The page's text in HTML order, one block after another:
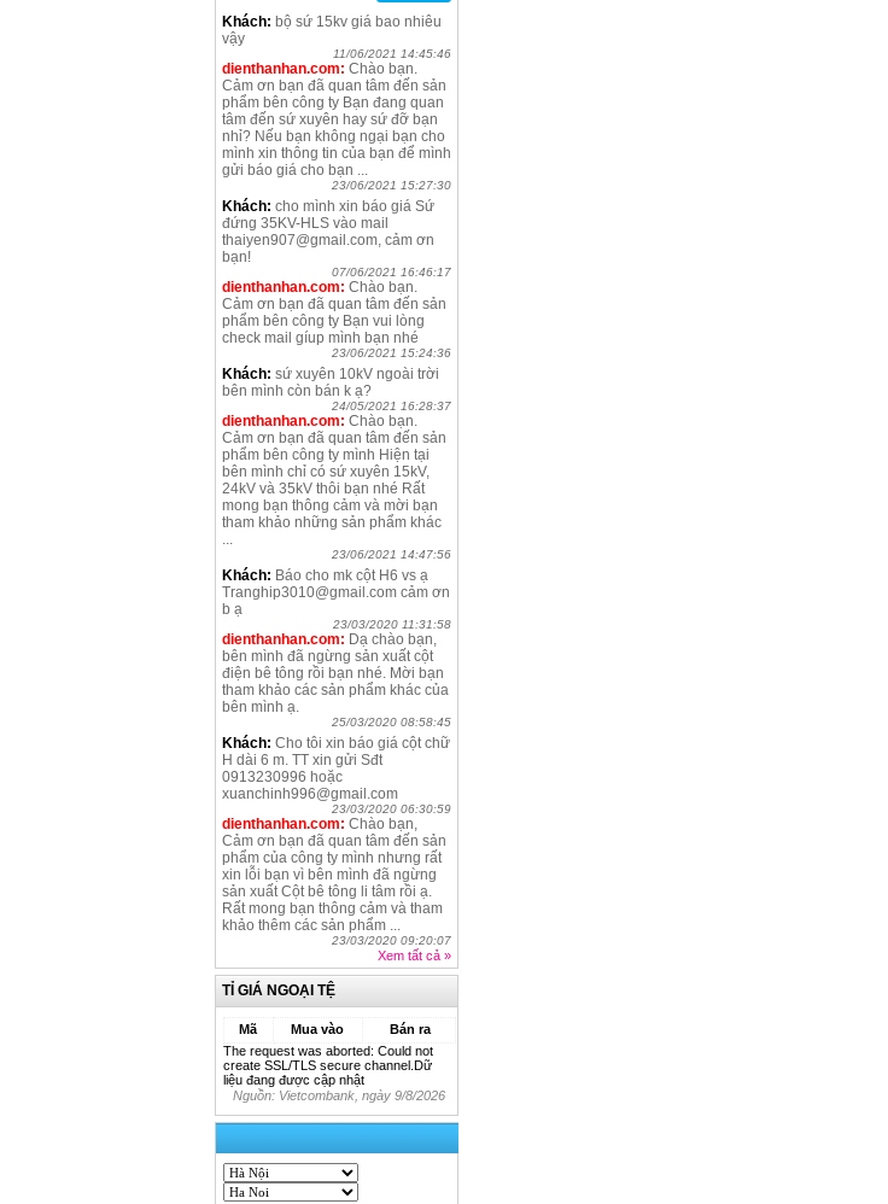
Khách: bộ sứ 15kv giá bao nhiêu
vậy
11/06/2021 14:45:46
dienthanhan.com: Chào bạn.
Cảm ơn bạn đã quan tâm đến sản
phẩm bên công ty Bạn đang quan
tâm đến sứ xuyên hay sứ đỡ bạn
nhỉ? Nếu bạn không ngại bạn cho
mình xin thông tin của bạn để mình
gửi báo giá cho bạn ...
23/06/2021 15:27:30
Khách: cho mình xin báo giá Sứ
đứng 35KV-HLS vào mail
thaiyen907@gmail.com, cảm ơn
bạn!
07/06/2021 16:46:17
dienthanhan.com: Chào bạn.
Cảm ơn bạn đã quan tâm đến sản
phẩm bên công ty Bạn vui lòng
check mail gíup mình bạn nhé
23/06/2021 15:24:36
Khách: sứ xuyên 10kV ngoài trời
bên mình còn bán k ạ?
24/05/2021 16:28:37
dienthanhan.com: Chào bạn.
Cảm ơn bạn đã quan tâm đến sản
phẩm bên công ty mình Hiện tại
bên mình chỉ có sứ xuyên 15kV,
24kV và 35kV thôi bạn nhé Rất
mong bạn thông cảm và mời bạn
tham khảo những sản phẩm khác
...
23/06/2021 14:47:56
Khách: Báo cho mk cột H6 vs ạ
Tranghip3010@gmail.com cảm ơn
b ạ
23/03/2020 11:31:58
dienthanhan.com: Dạ chào bạn,
bên mình đã ngừng sản xuất cột
điện bê tông rồi bạn nhé. Mời bạn
tham khảo các sản phẩm khác của
bên mình ạ.
25/03/2020 08:58:45
Khách: Cho tôi xin báo giá cột chữ
H dài 6 m. TT xin gửi Sđt
0913230996 hoặc
xuanchinh996@gmail.com
23/03/2020 06:30:59
dienthanhan.com: Chào bạn,
Cảm ơn bạn đã quan tâm đến sản
phẩm của công ty mình nhưng rất
xin lỗi bạn vì bên mình đã ngừng
sản xuất Cột bê tông li tâm rồi ạ.
Rất mong bạn thông cảm và tham
khảo thêm các sản phẩm ...
23/03/2020 09:20:07
Xem tất cả»
TỈ GIÁ NGOẠI TỆ
Mã Mua vào
Bán ra
The request was aborted: Could not
create SSL/TLS secure channel.Dữ
liệu đang được cập nhật
Nguồn: Vietcombank, ngày 9/8/2026